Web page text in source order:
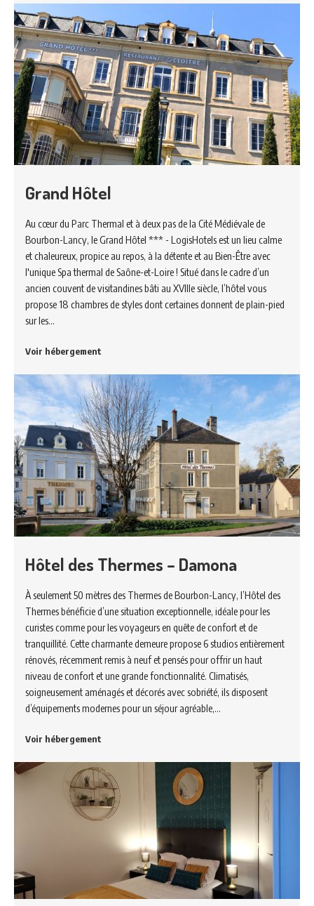
Grand Hôtel
Au cœur du Parc Thermal et à deux pas de la Cité Médiévale de
Bourbon-Lancy, le Grand Hôtel *** - LogisHotels est un lieu calme
et chaleureux, propice au repos, à la détente et au Bien-Être avec
l'unique Spa thermal de Saône-et-Loire ! Situé dans le cadre d’un
ancien couvent de visitandines bâti au XVIIIe siècle, l’hôtel vous
propose 18 chambres de styles dont certaines donnent de plain-pied
sur les…
Voir hébergement
Hôtel des Thermes – Damona
À seulement 50 mètres des Thermes de Bourbon-Lancy, l’Hôtel des
Thermes bénéficie d’une situation exceptionnelle, idéale pour les
curistes comme pour les voyageurs en quête de confort et de
tranquillité. Cette charmante demeure propose 6 studios entièrement
rénovés, récemment remis à neuf et pensés pour offrir un haut
niveau de confort et une grande fonctionnalité. Climatisés,
soigneusement aménagés et décorés avec sobriété, ils disposent
d’équipements modernes pour un séjour agréable,…
Voir hébergement